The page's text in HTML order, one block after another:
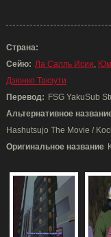
Страна:
Сейю: Ла Салль Исии,
Дзюнко Такэути
Перевод: FSG YakuSub
Альтернативное
Hashutsujo The Movie /
Оригинальное название